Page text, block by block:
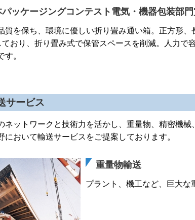
ッケージングコンテスト電気・機器包装部
質を保ち、環境に優しい折り畳み通い箱。正方形、
おり、折り畳み式で保管スペースを削減。人力で
。
サービス
ネットワークと技術力を活かし、重量物、精密機
において輸送サービスをご提案しております。
重量物輸送
プラント、機工など、巨大な